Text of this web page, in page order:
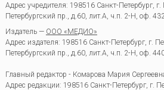
Адрес учредителя: 198516 Санкт-Петербург, г.
Петербургский пр., д.60, лит.А, ч.п. 2-Н, оф.
Издатель — ООО «МЕДИО»
Адрес издателя: 198516 Санкт-Петербург, г.
Петербургский пр., д.60, лит.А, ч.п. 2-Н, оф.
Главный редактор - Комарова Мария
Адрес редакции: 198516 Санкт-Петербург, г.